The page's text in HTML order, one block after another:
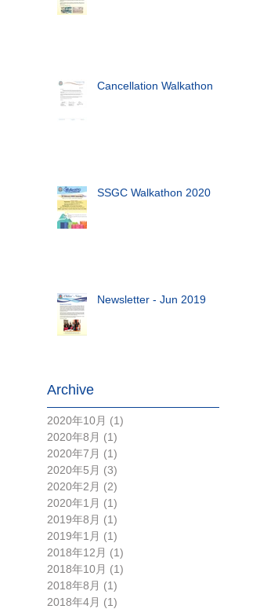
Cancellation Walkathon
SSGC Walkathon 2020
Newsletter - Jun 2019
Archive
2020年10月 (1)
2020年8月 (1)
2020年7月 (1)
2020年5月 (3)
2020年2月 (2)
2020年1月 (1)
2019年8月 (1)
2019年1月 (1)
2018年12月 (1)
2018年10月 (1)
2018年8月 (1)
2018年4月 (1)